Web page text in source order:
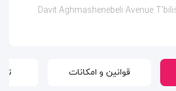
75, 0102 Davit Aghmashenebeli Avenue
قوانین و امکانات